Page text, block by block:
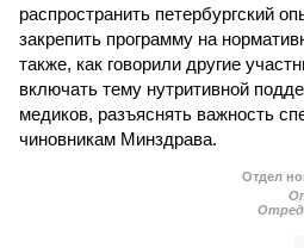
распространить петербургский
закрепить программу на
также, как говорили другие
включать тему нутритивной
медиков, разъяснять важность
чиновникам Минздрава.
Отдел